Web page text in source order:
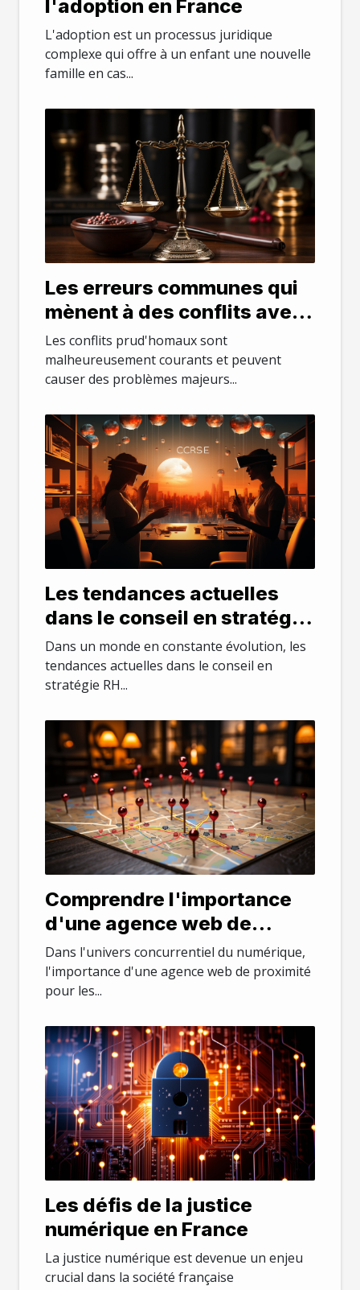
l'adoption en France
L'adoption est un processus juridique
complexe qui offre à un enfant une nouvelle
famille en cas...
Les erreurs communes qui
mènent à des conflits avec
les prud'hommes
Les conflits prud'homaux sont
malheureusement courants et peuvent
causer des problèmes majeurs...
Les tendances actuelles
dans le conseil en stratégie
RH
Dans un monde en constante évolution, les
tendances actuelles dans le conseil en
stratégie RH...
Comprendre l'importance
d'une agence web de
proximité pour les
entreprises locales
Dans l'univers concurrentiel du numérique,
l'importance d'une agence web de proximité
pour les...
Les défis de la justice
numérique en France
La justice numérique est devenue un enjeu
crucial dans la société française